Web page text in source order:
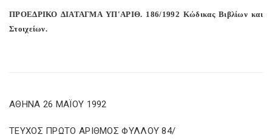
ΠΡΟΕΔΡΙΚΟ ΔΙΑΤΑΓΜΑ ΥΠ'ΑΡΙΘ. 186/1992 Κώδικας Βιβλίων και
Στοιχείων.
ΑΘΗΝΑ 26 ΜΑΪΟΥ 1992
ΤΕΥΧΟΣ ΠΡΩΤΟ ΑΡΙΘΜΟΣ ΦΥΛΛΟΥ 84/